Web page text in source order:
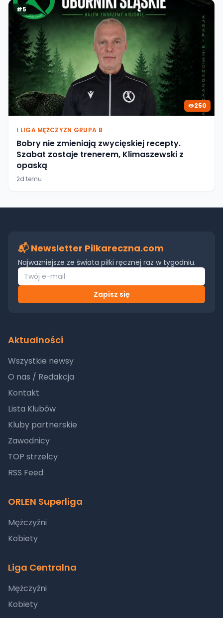
#5
250
I LIGA MĘŻCZYZN GRUPA B
Bobry nie zmieniają zwycięskiej recepty.
Szabat zostaje trenerem, Klimaszewski z
opaską
2d temu
📬 Newsletter Pilkareczna.com
Najważniejsze ze świata piłki ręcznej raz w tygodniu.
Zapisz się
Aktualności
Wszystkie newsy
O nas / Redakcja
Kontakt
Lista Klubów
Kluby partnerskie
Zawodnicy
TOP strzelcy
RSS Feed
ORLEN Superliga
Mężczyźni
Kobiety
Liga Centralna
Mężczyźni
Kobiety